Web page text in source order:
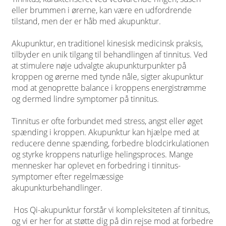
eller brummen i ørerne, kan være en udfordrende
tilstand, men der er håb med akupunktur.
Akupunktur, en traditionel kinesisk medicinsk praksis,
tilbyder en unik tilgang til behandlingen af tinnitus. Ved
at stimulere nøje udvalgte akupunkturpunkter på
kroppen og ørerne med tynde nåle, sigter akupunktur
mod at genoprette balance i kroppens energistrømme
og dermed lindre symptomer på tinnitus.
Tinnitus er ofte forbundet med stress, angst eller øget
spænding i kroppen. Akupunktur kan hjælpe med at
reducere denne spænding, forbedre blodcirkulationen
og styrke kroppens naturlige helingsproces. Mange
mennesker har oplevet en forbedring i tinnitus-
symptomer efter regelmæssige
akupunkturbehandlinger.
Hos Qi-akupunktur forstår vi kompleksiteten af tinnitus,
og vi er her for at støtte dig på din rejse mod at forbedre